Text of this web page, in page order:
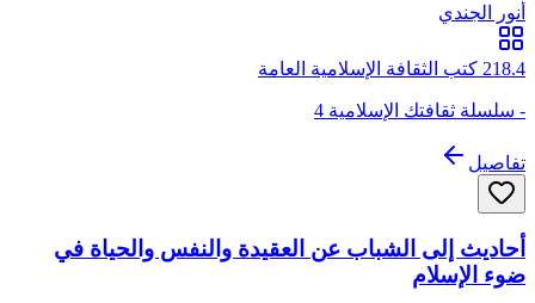
أنور الجندي
218.4 كتب الثقافة الإسلامية العامة
- سلسلة ثقافتك الإسلامية 4
تفاصيل
أحاديث إلى الشباب عن العقيدة والنفس والحياة في
ضوء الإسلام